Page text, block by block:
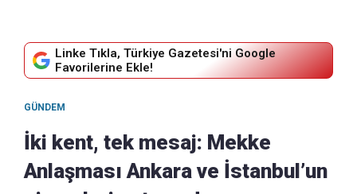
Linke Tıkla, Türkiye Gazetesi'ni Google
Favorilerine Ekle!
GÜNDEM
İki kent, tek mesaj: Mekke
Anlaşması Ankara ve İstanbul’un